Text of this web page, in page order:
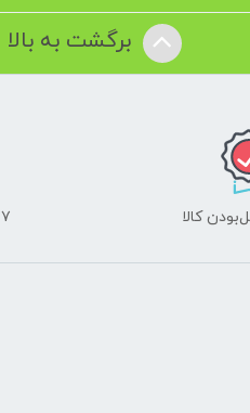
برگشت به بالا
کالا ۷ روز ضمانت بازگشت